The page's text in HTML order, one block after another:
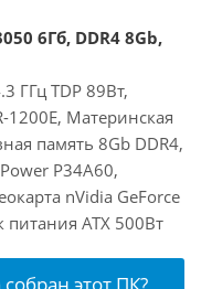
6Гб, DDR4 8Gb,
ГГц TDP 89Вт,
1200E, Материнская
память 8Gb DDR4,
P34A60,
nVidia GeForce
питания ATX 500Вт